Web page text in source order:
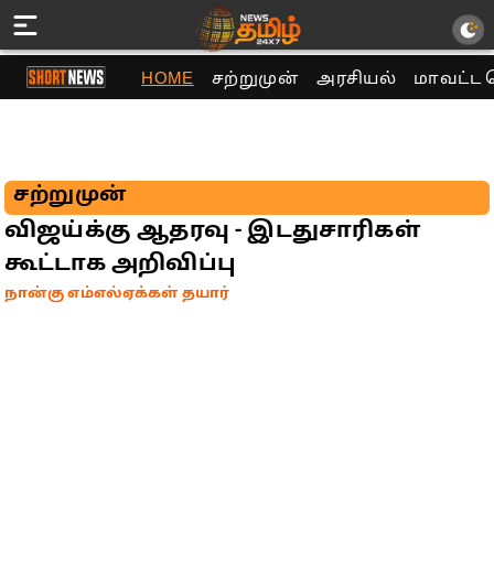
HOME சற்றுமுன் அரசியல் மாவட்ட
சற்றுமுன்
விஜய்க்கு ஆதரவு - இடதுசாரிகள்
கூட்டாக அறிவிப்பு
நான்கு எம்எல்ஏக்கள் தயார்